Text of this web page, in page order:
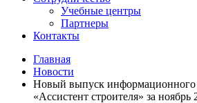
Учебные центры
Партнеры
Контакты
Главная
Новости
Новый выпуск информационного
«Ассистент строителя» за ноябрь